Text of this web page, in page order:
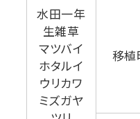
水田一年
生雑草
マツバイ
ホタルイ
ウリカワ
ミズガヤ
移植